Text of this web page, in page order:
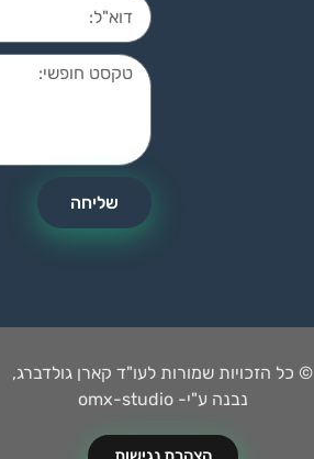
שליחה
© כל הזכויות שמורות לעו"ד קארן גולדברג,
נבנה ע"י- omx-studio